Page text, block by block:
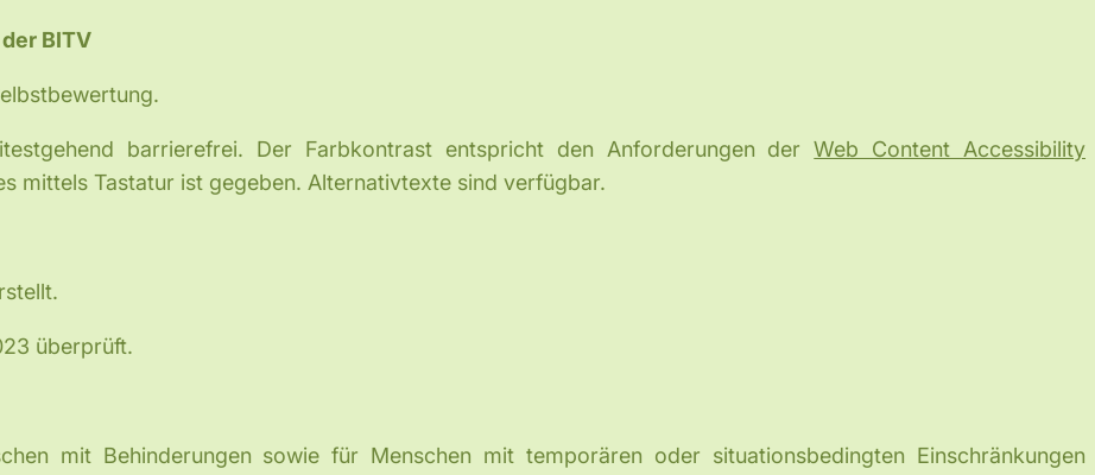
BITV
barrierefrei. Der Farbkontrast entspricht den Anforderungen derWeb Content Accessibility
mittels Tastatur ist gegeben. Alternativtexte sind verfügbar.
überprüft.
mit Behinderungen sowie für Menschen mit temporären oder situationsbedingten Einschränkungen